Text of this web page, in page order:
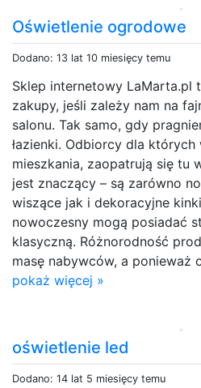
Oświetlenie ogrodowe
Dodano: 13 lat 10 miesięcy temu
Sklep internetowy LaMarta.pl
zakupy, jeśli zależy nam na
salonu. Tak samo, gdy
łazienki. Odbiorcy dla
mieszkania, zaopatrują się tu
jest znaczący – są zarówno
wiszące jak i dekoracyjne
nowoczesny mogą posiadać
klasyczną. Różnorodność
masę nabywców, a ponieważ
pokaż więcej »
oświetlenie led
Dodano: 14 lat 5 miesięcy temu